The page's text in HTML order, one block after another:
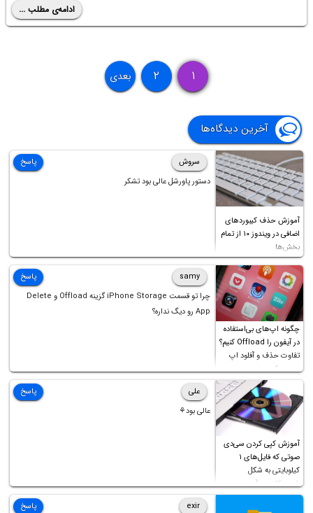
ادامه‌ی مطلب ...
۱ ۲ بعدی
آخرین دیدگاه‌ها
آموزش حذف کیبوردهای
اضافی در ویندوز ۱۰ از تمام
بخش‌ها
سروش
دستور پاورشل عالی بود تشکر
پاسخ
چگونه اپ‌های بی‌استفاده
در آیفون را Offload کنیم؟
تفاوت حذف و آفلود اپ
چیست؟
samy
چرا تو قسمت iPhone Storage گزینه Offload و Delete
App رو دیگ نداره؟
پاسخ
آموزش کپی کردن سی‌دی
صوتی که فایل‌های ۱
کیلوبایتی به شکل
شورت‌کات در آن موجود
است!
علی
عالی بود⚘
پاسخ
exir
پاسخ